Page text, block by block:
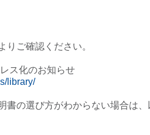
りご確認ください。
ス化のお知らせ
library/
書の選び方がわからない場合は